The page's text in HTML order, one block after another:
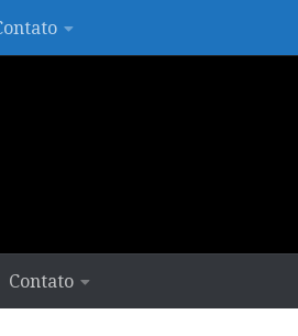
Contato